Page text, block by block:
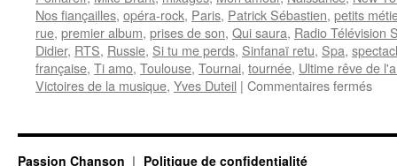
Nos fiançailles, opéra-rock, Paris, Patrick Sébastien, petits
rue, premier album, prises de son, Qui saura, Radio Télévision
Didier, RTS, Russie, Si tu me perds, Sinfanaï retu, Spa,
française, Ti amo, Toulouse, Tournai, tournée, Ultime rêve de
Victoires de la musique, Yves Duteil | Commentaires ferméssur
Passion Chanson Politique de confidentialité